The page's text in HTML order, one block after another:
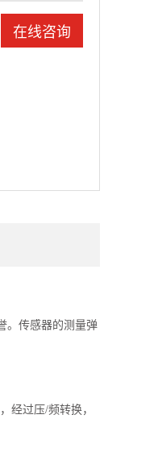
在线咨询
。传感器的测量弹
经过压/频转换，